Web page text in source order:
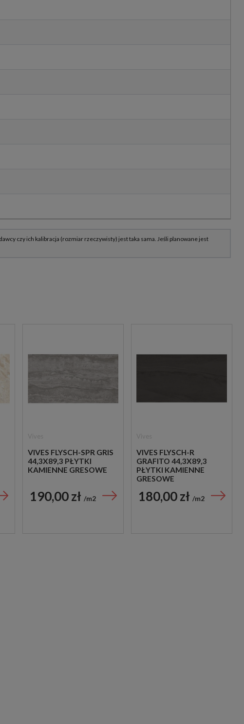
VIVES FLYSCH-SPR GRIS
44,3X89,3 PŁYTKI
KAMIENNE GRESOWE
190,00 zł m2
VIVES FLYSCH-R
GRAFITO 44,3X89,3
PŁYTKI KAMIENNE
GRESOWE
180,00 zł m2